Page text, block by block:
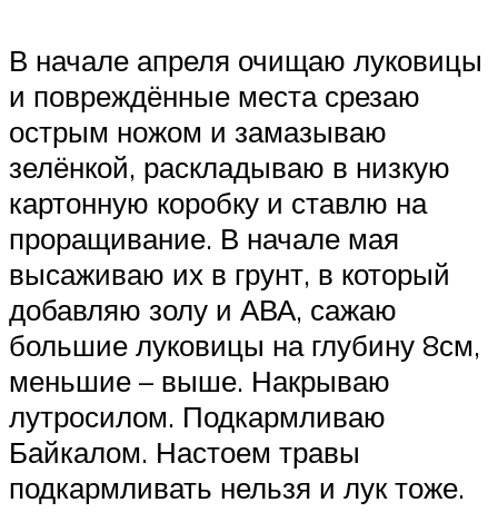
В начале апреля очищаю луковицы
и повреждённые места срезаю
острым ножом и замазываю
зелёнкой, раскладываю в низкую
картонную коробку и ставлю на
проращивание. В начале мая
высаживаю их в грунт, в который
добавляю золу и АВА, сажаю
большие луковицы на глубину 8см,
меньшие – выше. Накрываю
лутросилом. Подкармливаю
Байкалом. Настоем травы
подкармливать нельзя и лук тоже.